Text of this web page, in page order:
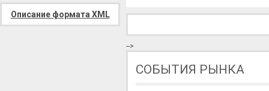
Описание формата XML
-->
СОБЫТИЯ РЫНКА